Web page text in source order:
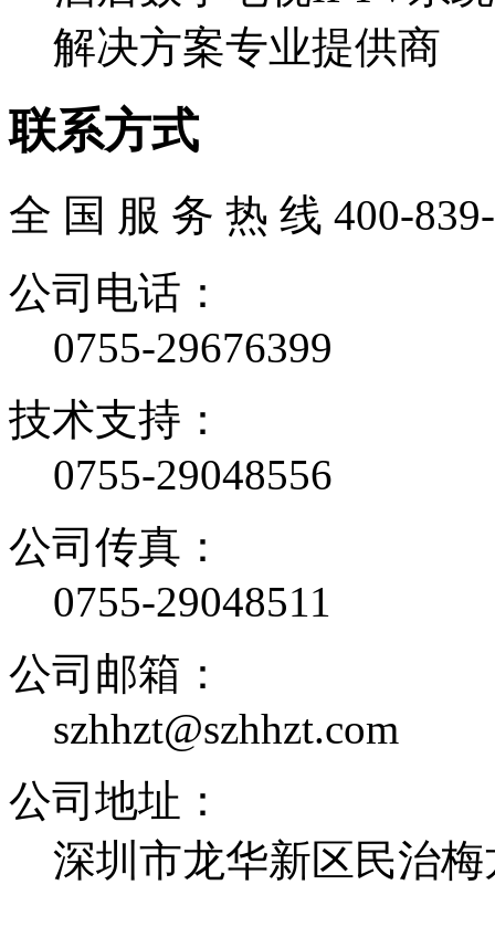
解决方案专业提供商
联系方式
全 国 服 务 热 线 400-
公司电话：
0755-29676399
技术支持：
0755-29048556
公司传真：
0755-29048511
公司邮箱：
szhhzt@szhhzt.com
公司地址：
深圳市龙华新区民治